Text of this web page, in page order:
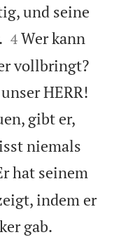
und seine


4 Wer kann
vollbringt?
HERR!
gibt er,
niemals
hat seinem
indem er
gab.